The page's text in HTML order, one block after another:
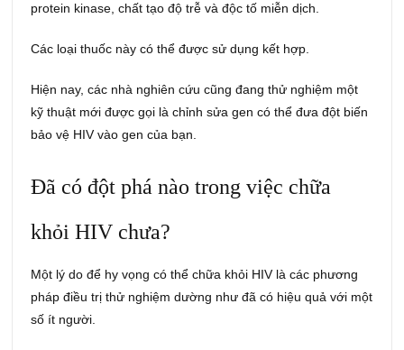
protein kinase, chất tạo độ trễ và độc tố miễn dịch.
Các loại thuốc này có thể được sử dụng kết hợp.
Hiện nay, các nhà nghiên cứu cũng đang thử nghiệm một
kỹ thuật mới được gọi là chỉnh sửa gen có thể đưa đột biến
bảo vệ HIV vào gen của bạn.
Đã có đột phá nào trong việc chữa
khỏi HIV chưa?
Một lý do để hy vọng có thể chữa khỏi HIV là các phương
pháp điều trị thử nghiệm dường như đã có hiệu quả với một
số ít người.